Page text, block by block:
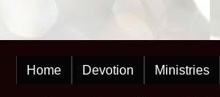
Home Devotion Ministries